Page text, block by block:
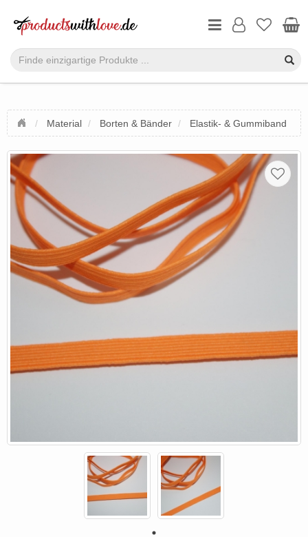
Material Borten & Bänder Elastik- & Gummiband